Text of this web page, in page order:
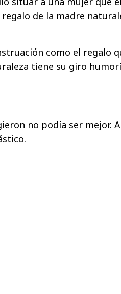
de la madre
como el regalo
tiene su giro
no podía ser mejor.